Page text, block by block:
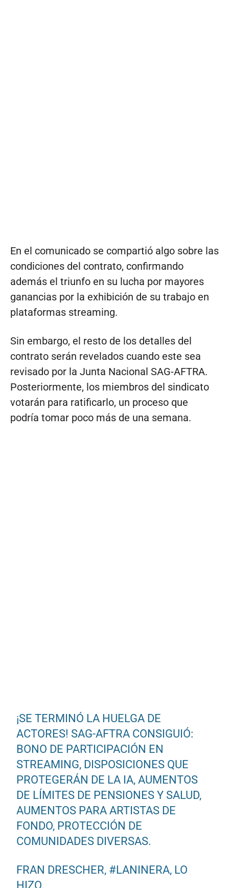
En el comunicado se compartió algo sobre las
condiciones del contrato, confirmando
además el triunfo en su lucha por mayores
ganancias por la exhibición de su trabajo en
plataformas streaming.
Sin embargo, el resto de los detalles del
contrato serán revelados cuando este sea
revisado por la Junta Nacional SAG-AFTRA.
Posteriormente, los miembros del sindicato
votarán para ratificarlo, un proceso que
podría tomar poco más de una semana.
¡SE TERMINÓ LA HUELGA DE
ACTORES! SAG-AFTRA CONSIGUIÓ:
BONO DE PARTICIPACIÓN EN
STREAMING, DISPOSICIONES QUE
PROTEGERÁN DE LA IA, AUMENTOS
DE LÍMITES DE PENSIONES Y SALUD,
AUMENTOS PARA ARTISTAS DE
FONDO, PROTECCIÓN DE
COMUNIDADES DIVERSAS.
FRAN DRESCHER, #LANINERA, LO
HIZO.